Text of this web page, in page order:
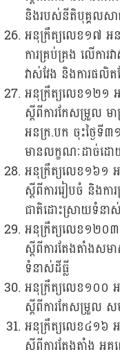
និងរបស់នីតិបុគ្គលស
អនុក្រឹត្យលេខ១៧ អន
ការគ្រប់គ្រង លើកា
វាស់វែង និងការផលិ
អនុក្រឹត្យលេខ១២១ អ
ស្តីពីការកែសម្រួល ម
អនក្រ.បក ចុះថ្ងៃទី
មានលក្ខណៈដាច់ដ
អនុក្រឹត្យលេខ១៦១ អ
ស្តីពីការរៀបចំ និងការ
ជាតិដោះស្រាយទំនា
អនុក្រឹត្យលេខ១២០៣
ស្តីពីការតែងតាំងស
ទំនាស់ដីធ្លី
អនុក្រឹត្យលេខ១០០ អ
ស្តីពីការកែសម្រួល
អនុក្រឹត្យលេខ៤១៦